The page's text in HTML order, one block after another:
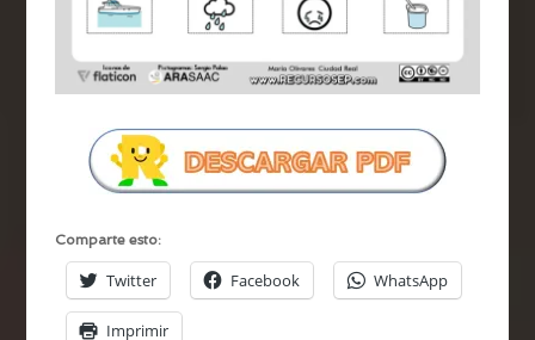
Comparte esto:
Twitter Facebook WhatsApp
Imprimir